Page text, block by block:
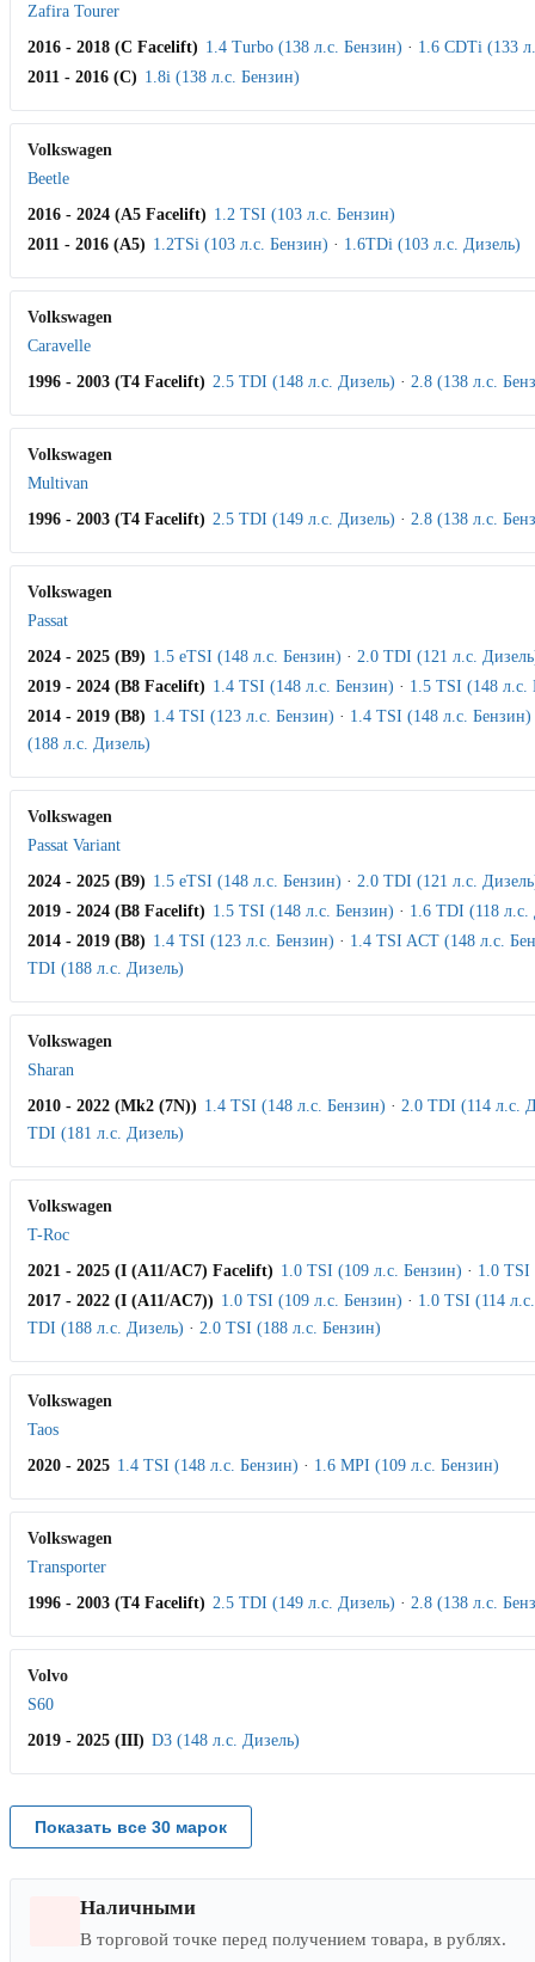
Zafira Tourer
2016 - 2018 (C Facelift) 1.4 Turbo (138 л.с. Бензин) · 1.6 CDTi (133
2011 - 2016 (C) 1.8i (138 л.с. Бензин)
Volkswagen
Beetle
2016 - 2024 (A5 Facelift) 1.2 TSI (103 л.с. Бензин)
2011 - 2016 (A5) 1.2TSi (103 л.с. Бензин) · 1.6TDi (103 л.с. Дизель)
Volkswagen
Caravelle
1996 - 2003 (T4 Facelift) 2.5 TDI (148 л.с. Дизель) · 2.8 (138 л.с.
Volkswagen
Multivan
1996 - 2003 (T4 Facelift) 2.5 TDI (149 л.с. Дизель) · 2.8 (138 л.с.
Volkswagen
Passat
2024 - 2025 (B9) 1.5 eTSI (148 л.с. Бензин) · 2.0 TDI (121 л.с.
2019 - 2024 (B8 Facelift) 1.4 TSI (148 л.с. Бензин) · 1.5 TSI (148 л.с.
2014 - 2019 (B8) 1.4 TSI (123 л.с. Бензин) · 1.4 TSI (148 л.с. Бензин)
(188 л.с. Дизель)
Volkswagen
Passat Variant
2024 - 2025 (B9) 1.5 eTSI (148 л.с. Бензин) · 2.0 TDI (121 л.с.
2019 - 2024 (B8 Facelift) 1.5 TSI (148 л.с. Бензин) · 1.6 TDI (118 л.с.
2014 - 2019 (B8) 1.4 TSI (123 л.с. Бензин) · 1.4 TSI ACT (148 л.с.
TDI (188 л.с. Дизель)
Volkswagen
Sharan
2010 - 2022 (Mk2 (7N)) 1.4 TSI (148 л.с. Бензин) · 2.0 TDI (114 л.с.
TDI (181 л.с. Дизель)
Volkswagen
T-Roc
2021 - 2025 (I (A11/AC7) Facelift) 1.0 TSI (109 л.с. Бензин) · 1.0 TSI
2017 - 2022 (I (A11/AC7)) 1.0 TSI (109 л.с. Бензин) · 1.0 TSI (114
TDI (188 л.с. Дизель) · 2.0 TSI (188 л.с. Бензин)
Volkswagen
Taos
2020 - 2025 1.4 TSI (148 л.с. Бензин) · 1.6 MPI (109 л.с. Бензин)
Volkswagen
Transporter
1996 - 2003 (T4 Facelift) 2.5 TDI (149 л.с. Дизель) · 2.8 (138 л.с.
Volvo
S60
2019 - 2025 (III) D3 (148 л.с. Дизель)
Показать все 30 марок
Наличными
В торговой точке перед получением товара, в рублях.